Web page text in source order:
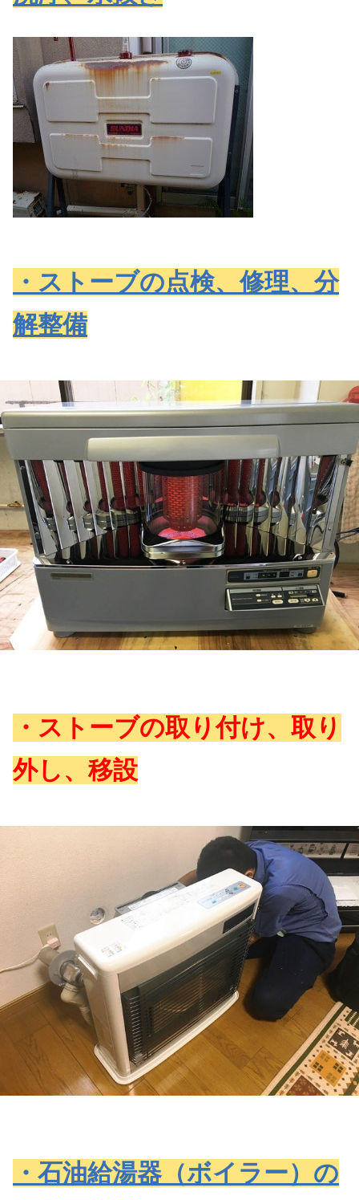
・ストーブの点検、修理、分
解整備
・ストーブの取り付け、取り
外し、移設
・石油給湯器（ボイラー）の